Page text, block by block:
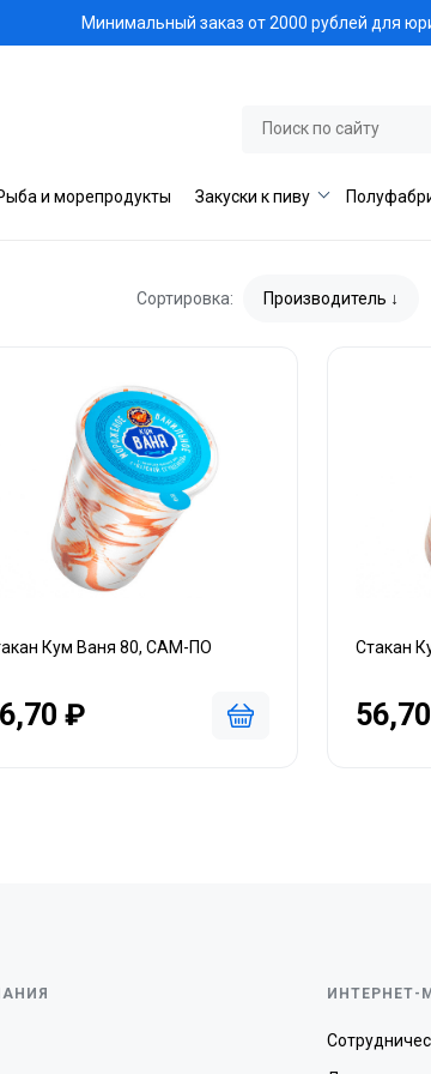
Минимальный заказ от 2000 рублей для
и морепродукты Закуски к пиву
Сортировка: Производитель
Кум Ваня 80, САМ-ПО
₽
Стакан
ИНТЕРНЕТ-